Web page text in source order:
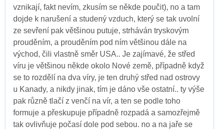
vznikají, fakt nevím, zkusím se někde poučit), no a tam
dojde k narušení a studený vzduch, který se tak uvolní
ze sevření pak většinou putuje, strháván tryskovým
prouděním, a prouděním pod ním většinou dále na
východ, čili vlastně směr USA.. Je zajímavé, že střed
víru je většinou někde okolo Nové země, případně když
se to rozdělí na dva víry, je ten druhý střed nad ostrovy
u Kanady, a nikdy jinak, tím je dáno vše ostatní.. ty výše
pak různě tlačí z venčí na vír, a ten se podle toho
formuje a přeskupuje případně rozpadá a samozřejmě
tak ovlivňuje počasí dole pod sebou. no a na jaře se